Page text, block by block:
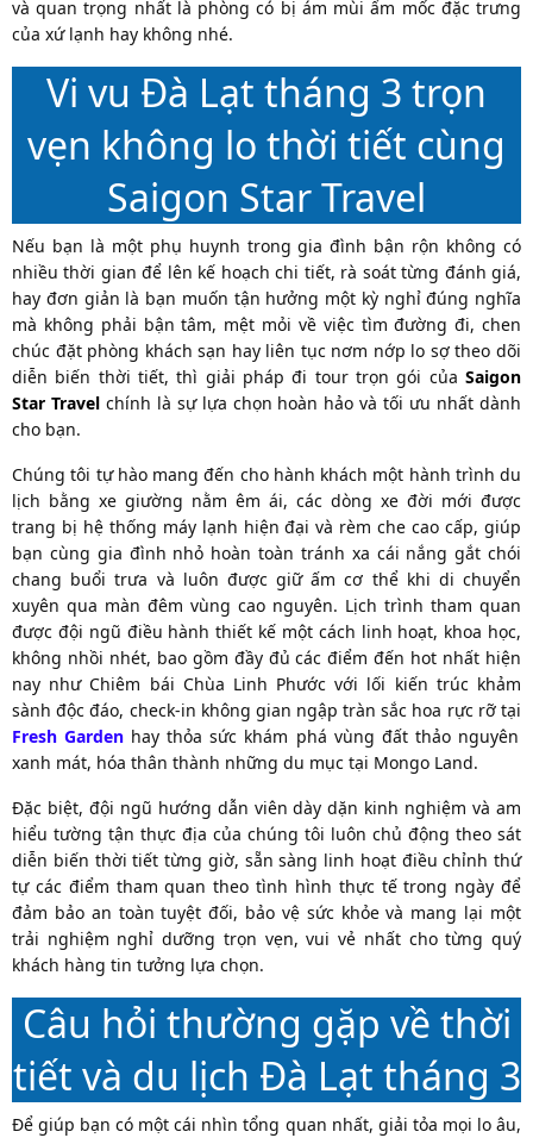
và quan trọng nhất là phòng có bị ám mùi ẩm mốc đặc trưng
của xứ lạnh hay không nhé.
Vi vu Đà Lạt tháng 3 trọn
vẹn không lo thời tiết cùng
Saigon Star Travel
Nếu bạn là một phụ huynh trong gia đình bận rộn không có
nhiều thời gian để lên kế hoạch chi tiết, rà soát từng đánh giá,
hay đơn giản là bạn muốn tận hưởng một kỳ nghỉ đúng nghĩa
mà không phải bận tâm, mệt mỏi về việc tìm đường đi, chen
chúc đặt phòng khách sạn hay liên tục nơm nớp lo sợ theo dõi
diễn biến thời tiết, thì giải pháp đi tour trọn gói của Saigon
Star Travel chính là sự lựa chọn hoàn hảo và tối ưu nhất dành
cho bạn.
Chúng tôi tự hào mang đến cho hành khách một hành trình du
lịch bằng xe giường nằm êm ái, các dòng xe đời mới được
trang bị hệ thống máy lạnh hiện đại và rèm che cao cấp, giúp
bạn cùng gia đình nhỏ hoàn toàn tránh xa cái nắng gắt chói
chang buổi trưa và luôn được giữ ấm cơ thể khi di chuyển
xuyên qua màn đêm vùng cao nguyên. Lịch trình tham quan
được đội ngũ điều hành thiết kế một cách linh hoạt, khoa học,
không nhồi nhét, bao gồm đầy đủ các điểm đến hot nhất hiện
nay như Chiêm bái Chùa Linh Phước với lối kiến trúc khảm
sành độc đáo, check-in không gian ngập tràn sắc hoa rực rỡ tại
Fresh Garden hay thỏa sức khám phá vùng đất thảo nguyên
xanh mát, hóa thân thành những du mục tại Mongo Land.
Đặc biệt, đội ngũ hướng dẫn viên dày dặn kinh nghiệm và am
hiểu tường tận thực địa của chúng tôi luôn chủ động theo sát
diễn biến thời tiết từng giờ, sẵn sàng linh hoạt điều chỉnh thứ
tự các điểm tham quan theo tình hình thực tế trong ngày để
đảm bảo an toàn tuyệt đối, bảo vệ sức khỏe và mang lại một
trải nghiệm nghỉ dưỡng trọn vẹn, vui vẻ nhất cho từng quý
khách hàng tin tưởng lựa chọn.
Câu hỏi thường gặp về thời
tiết và du lịch Đà Lạt tháng 3
Để giúp bạn có một cái nhìn tổng quan nhất, giải tỏa mọi lo âu,